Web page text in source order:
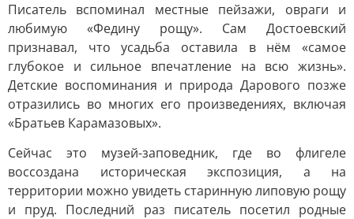
Писатель вспоминал местные пейзажи, овраги и
любимую «Федину рощу». Сам Достоевский
признавал, что усадьба оставила в нём «самое
глубокое и сильное впечатление на всю жизнь».
Детские воспоминания и природа Дарового позже
отразились во многих его произведениях, включая
«Братьев Карамазовых».
Сейчас это музей-заповедник, где во флигеле
воссоздана историческая экспозиция, а на
территории можно увидеть старинную липовую рощу
и пруд. Последний раз писатель посетил родные